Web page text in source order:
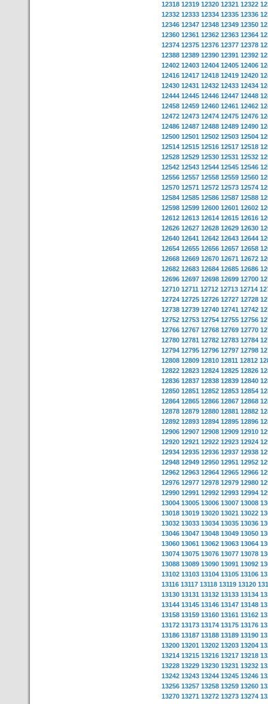
12318 12319 12320 12321 12322
12332 12333 12334 12335 12336
12346 12347 12348 12349 12350
12360 12361 12362 12363 12364
12374 12375 12376 12377 12378
12388 12389 12390 12391 12392
12402 12403 12404 12405 12406
12416 12417 12418 12419 12420
12430 12431 12432 12433 12434
12444 12445 12446 12447 12448
12458 12459 12460 12461 12462
12472 12473 12474 12475 12476
12486 12487 12488 12489 12490
12500 12501 12502 12503 12504
12514 12515 12516 12517 12518
12528 12529 12530 12531 12532
12542 12543 12544 12545 12546
12556 12557 12558 12559 12560
12570 12571 12572 12573 12574
12584 12585 12586 12587 12588
12598 12599 12600 12601 12602
12612 12613 12614 12615 12616
12626 12627 12628 12629 12630
12640 12641 12642 12643 12644
12654 12655 12656 12657 12658
12668 12669 12670 12671 12672
12682 12683 12684 12685 12686
12696 12697 12698 12699 12700
12710 12711 12712 12713 12714
12724 12725 12726 12727 12728
12738 12739 12740 12741 12742
12752 12753 12754 12755 12756
12766 12767 12768 12769 12770
12780 12781 12782 12783 12784
12794 12795 12796 12797 12798
12808 12809 12810 12811 12812
12822 12823 12824 12825 12826
12836 12837 12838 12839 12840
12850 12851 12852 12853 12854
12864 12865 12866 12867 12868
12878 12879 12880 12881 12882
12892 12893 12894 12895 12896
12906 12907 12908 12909 12910
12920 12921 12922 12923 12924
12934 12935 12936 12937 12938
12948 12949 12950 12951 12952
12962 12963 12964 12965 12966
12976 12977 12978 12979 12980
12990 12991 12992 12993 12994
13004 13005 13006 13007 13008
13018 13019 13020 13021 13022
13032 13033 13034 13035 13036
13046 13047 13048 13049 13050
13060 13061 13062 13063 13064
13074 13075 13076 13077 13078
13088 13089 13090 13091 13092
13102 13103 13104 13105 13106
13116 13117 13118 13119 13120
13130 13131 13132 13133 13134
13144 13145 13146 13147 13148
13158 13159 13160 13161 13162
13172 13173 13174 13175 13176
13186 13187 13188 13189 13190
13200 13201 13202 13203 13204
13214 13215 13216 13217 13218
13228 13229 13230 13231 13232
13242 13243 13244 13245 13246
13256 13257 13258 13259 13260
13270 13271 13272 13273 13274